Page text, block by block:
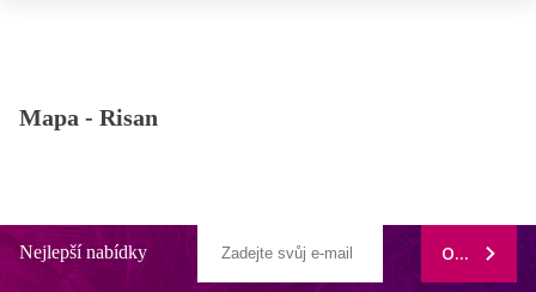
Mapa - Risan
Nejlepší nabídky ODEBÍRAT